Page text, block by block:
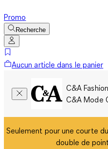
Promo
Recherche
Aucun article dans le panier
C&A
C&A Mode
Seulement pour une courte
double de